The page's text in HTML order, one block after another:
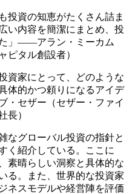
投資の知恵がたくさん詰ま
い内容を簡潔にまとめ、投
」――アラン・ミーカム
ピタル創設者）
資家にとって、どのような
体的かつ頼りになるアイデ
セザー（セザー・ファイ
長）
なグローバル投資の指針と
く紹介している。ここに
素晴らしい洞察と具体的な
る。また、世界的な投資家
ネスモデルや経営陣を評価